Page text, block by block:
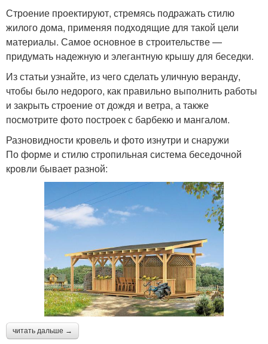
Строение проектируют, стремясь подражать стилю
жилого дома, применяя подходящие для такой цели
материалы. Самое основное в строительстве —
придумать надежную и элегантную крышу для беседки.
Из статьи узнайте, из чего сделать уличную веранду,
чтобы было недорого, как правильно выполнить работы
и закрыть строение от дождя и ветра, а также
посмотрите фото построек с барбекю и мангалом.
Разновидности кровель и фото изнутри и снаружи
По форме и стилю стропильная система беседочной
кровли бывает разной:
читать дальше →